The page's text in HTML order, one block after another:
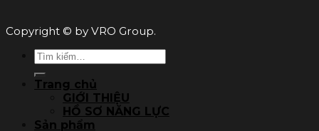
Copyright © by VRO Group.
Tìm
Trang chủ
GIỚI THIỆU
HỒ SƠ NĂNG LỰC
Sản phẩm